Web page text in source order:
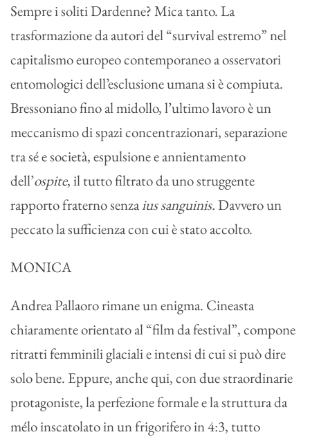
Sempre i soliti Dardenne? Mica tanto. La
trasformazione da autori del “survival estremo” nel
capitalismo europeo contemporaneo a osservatori
entomologici dell’esclusione umana si è compiuta.
Bressoniano fino al midollo, l’ultimo lavoro è un
meccanismo di spazi concentrazionari, separazione
tra sé e società, espulsione e annientamento
dell’ospite, il tutto filtrato da uno struggente
rapporto fraterno senzaius sanguinis.Davvero un
peccato la sufficienza con cui è stato accolto.
MONICA
Andrea Pallaoro rimane un enigma. Cineasta
chiaramente orientato al “film da festival”, compone
ritratti femminili glaciali e intensi di cui si può dire
solo bene. Eppure, anche qui, con due straordinarie
protagoniste, la perfezione formale e la struttura da
mélo inscatolato in un frigorifero in 4:3, tutto